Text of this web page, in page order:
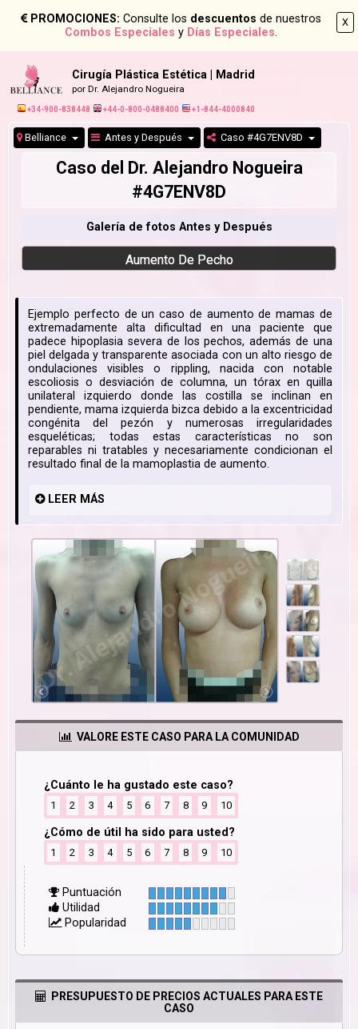
X
PROMOCIONES: Consulte los descuentos de nuestros
Combos Especiales y Días Especiales.
Cirugía Plástica Estética | Madrid
por Dr. Alejandro Nogueira
+34-900-838448 +44-0-800-0488400 +1-844-4000840
Belliance Antes y Después Caso #4G7ENV8D
Caso del Dr. Alejandro Nogueira
#4G7ENV8D
Galería de fotos Antes y Después
Aumento De Pecho
Ejemplo perfecto de un caso de aumento de mamas de
extremadamente alta dificultad en una paciente que
padece hipoplasia severa de los pechos, además de una
piel delgada y transparente asociada con un alto riesgo de
ondulaciones visibles o rippling, nacida con notable
escoliosis o desviación de columna, un tórax en quilla
unilateral izquierdo donde las costilla se inclinan en
pendiente, mama izquierda bizca debido a la excentricidad
congénita del pezón y numerosas irregularidades
esqueléticas; todas estas características no son
reparables ni tratables y necesariamente condicionan el
resultado final de la mamoplastia de aumento.
LEER MÁS
VALORE ESTE CASO PARA LA COMUNIDAD
¿Cuánto le ha gustado este caso?
1 2 3 4 5 6 7 8 9 10
¿Cómo de útil ha sido para usted?
1 2 3 4 5 6 7 8 9 10
Puntuación
Utilidad
Popularidad
PRESUPUESTO DE PRECIOS ACTUALES PARA ESTE
CASO